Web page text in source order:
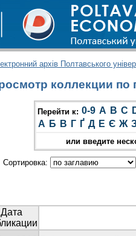
архів Полтавського
коллекции по
Перейти к: 0-9 A B C
А Б В Г Ґ Д Е Є Ж
или введите
Сортировка:
Дата